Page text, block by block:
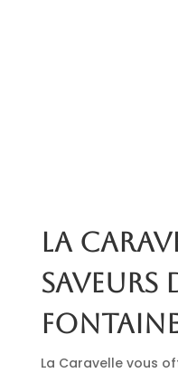
La
saveurs
La Caravelle vous